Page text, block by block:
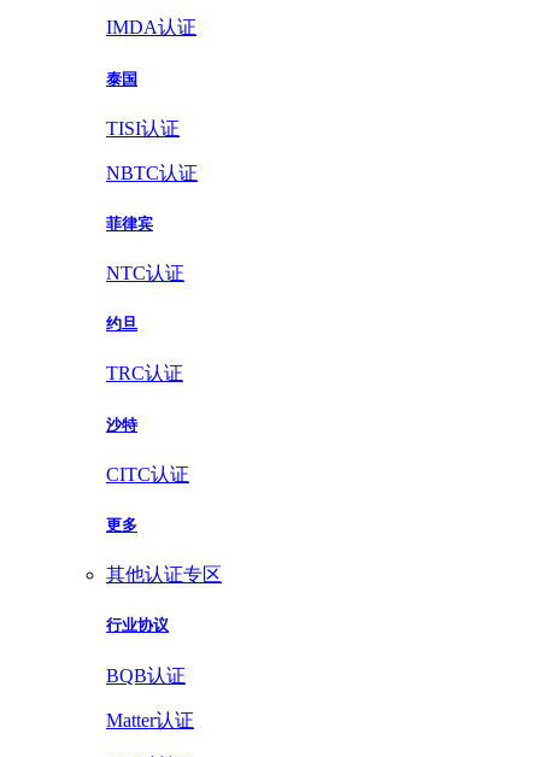
IMDA认证
泰国
TISI认证
NBTC认证
菲律宾
NTC认证
约旦
TRC认证
沙特
CITC认证
更多
其他认证专区
行业协议
BQB认证
Matter认证